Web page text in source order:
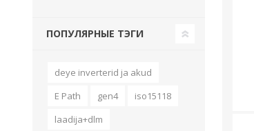
ПОПУЛЯРНЫЕ ТЭГИ
deye inverterid ja akud
E Path
gen4
iso15118
laadija+dlm